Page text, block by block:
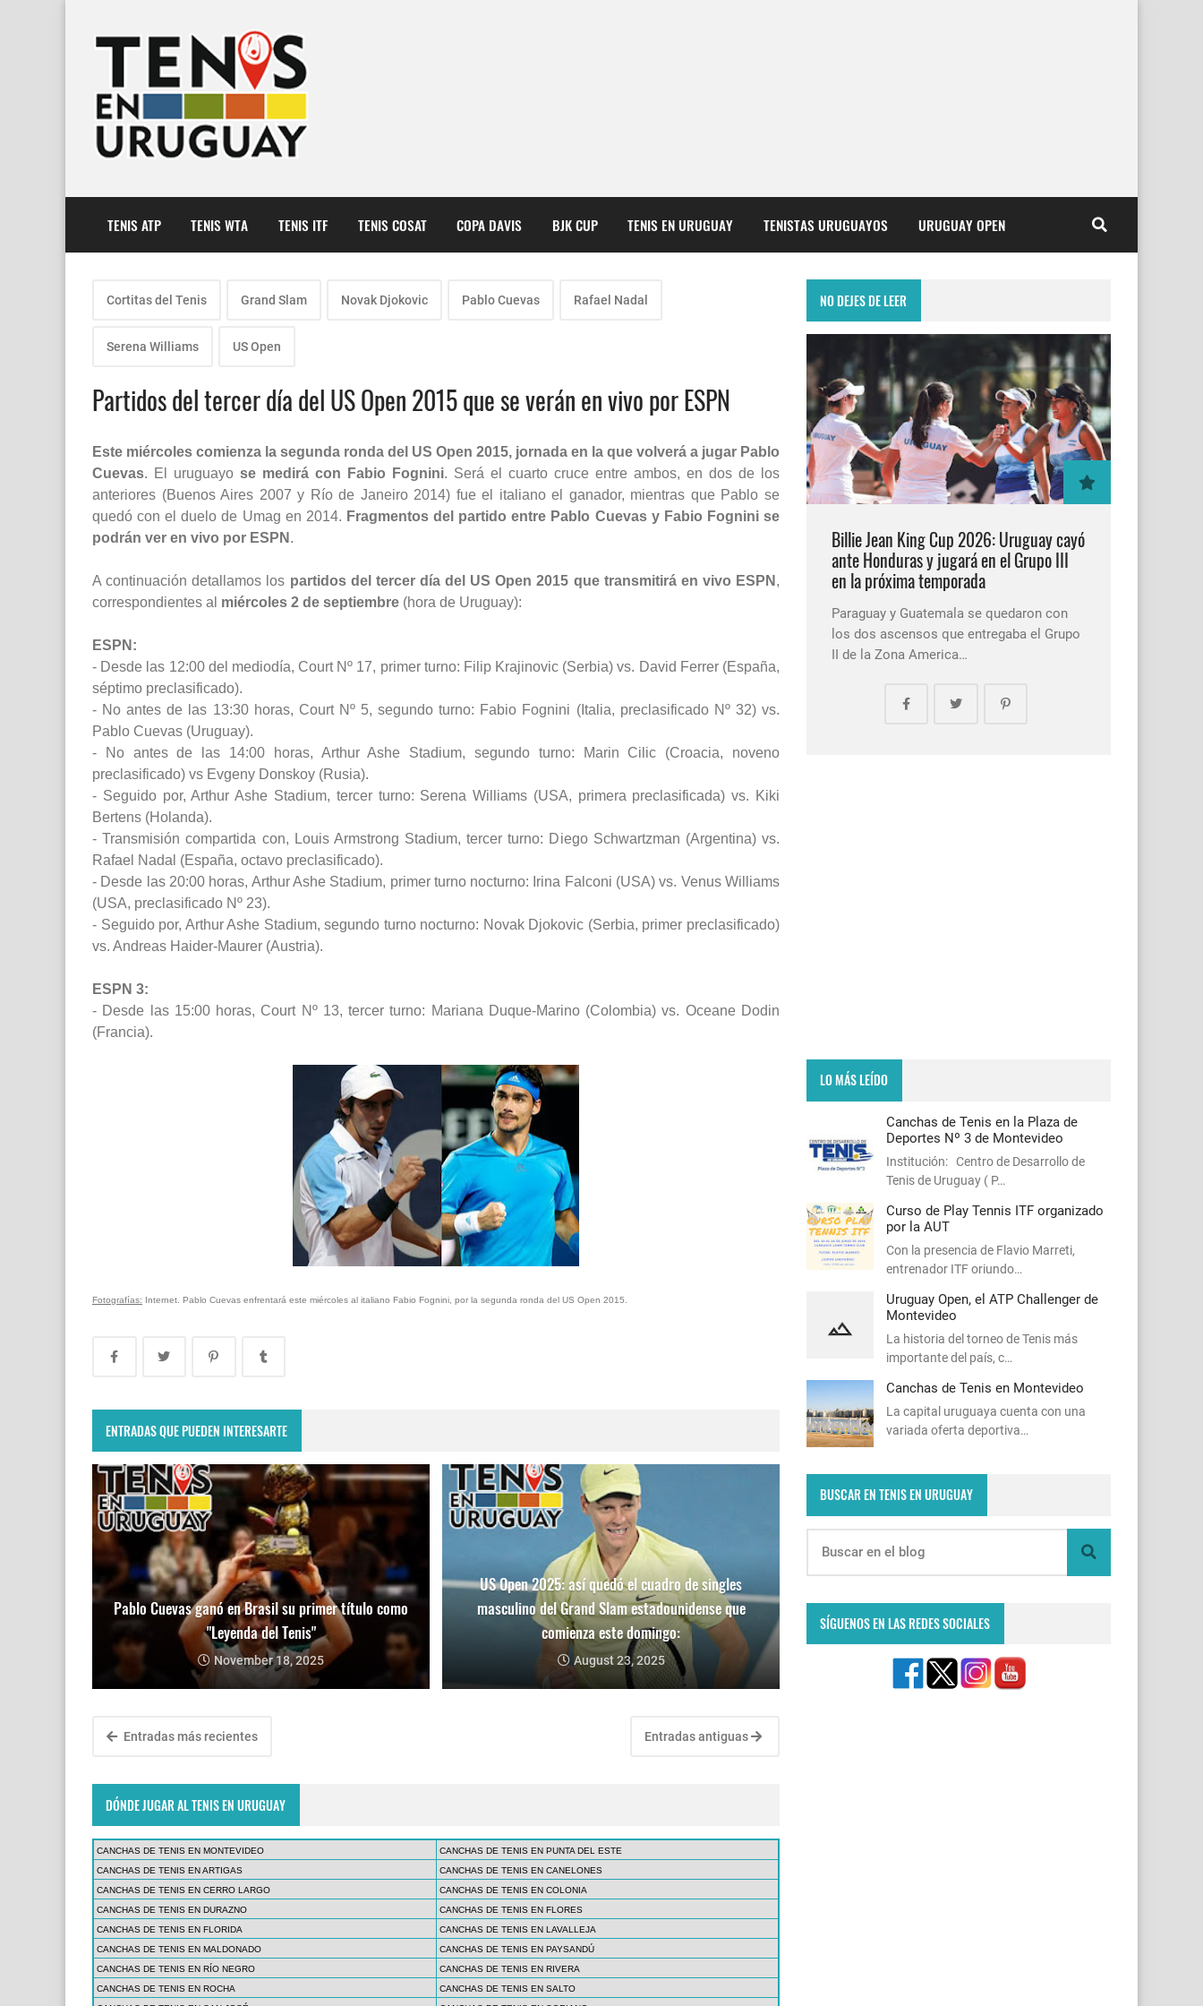
TENIS ATP TENIS WTA TENIS ITF TENIS COSAT COPA DAVIS BJK CUP TENIS EN URUGUAY TENISTAS URUGUAYOS URUGUAY OPEN
Cortitas del Tenis Grand Slam Novak Djokovic Pablo Cuevas Rafael Nadal
Serena Williams US Open
Partidos del tercer día del US Open 2015 que se verán en vivo por ESPN
Este miércoles comienza la segunda ronda del US Open 2015, jornada en la que volverá a jugar Pablo
Cuevas. El uruguayo se medirá con Fabio Fognini. Será el cuarto cruce entre ambos, en dos de los
anteriores (Buenos Aires 2007 y Río de Janeiro 2014) fue el italiano el ganador, mientras que Pablo se
quedó con el duelo de Umag en 2014. Fragmentos del partido entre Pablo Cuevas y Fabio Fognini se
podrán ver en vivo por ESPN .
A continuación detallamos los partidos del tercer día del US Open 2015 que transmitirá en vivo ESPN ,
correspondientes al miércoles 2 de septiembre (hora de Uruguay):
ESPN:
- Desde las 12:00 del mediodía, Court Nº 17, primer turno: Filip Krajinovic (Serbia) vs. David Ferrer (España,
séptimo preclasificado).
- No antes de las 13:30 horas, Court Nº 5, segundo turno: Fabio Fognini (Italia, preclasificado Nº 32) vs.
Pablo Cuevas (Uruguay).
- No antes de las 14:00 horas, Arthur Ashe Stadium, segundo turno: Marin Cilic (Croacia, noveno
preclasificado) vs Evgeny Donskoy (Rusia).
- Seguido por, Arthur Ashe Stadium, tercer turno: Serena Williams (USA, primera preclasificada) vs. Kiki
Bertens (Holanda).
- Transmisión compartida con, Louis Armstrong Stadium, tercer turno: Diego Schwartzman (Argentina) vs.
Rafael Nadal (España, octavo preclasificado).
- Desde las 20:00 horas, Arthur Ashe Stadium, primer turno nocturno: Irina Falconi (USA) vs. Venus Williams
(USA, preclasificado Nº 23).
- Seguido por, Arthur Ashe Stadium, segundo turno nocturno: Novak Djokovic (Serbia, primer preclasificado)
vs. Andreas Haider-Maurer (Austria).
ESPN 3:
- Desde las 15:00 horas, Court Nº 13, tercer turno: Mariana Duque-Marino (Colombia) vs. Oceane Dodin
(Francia).
Fotografías: Internet. Pablo Cuevas enfrentará este miércoles al italiano Fabio Fognini, por la segunda ronda del US Open 2015.
ENTRADAS QUE PUEDEN INTERESARTE
Pablo Cuevas ganó en Brasil su primer título como
"Leyenda del Tenis"
November 18, 2025
US Open 2025: así quedó el cuadro de singles
masculino del Grand Slam estadounidense que
comienza este domingo:
August 23, 2025
Entradas más recientes Entradas antiguas
DÓNDE JUGAR AL TENIS EN URUGUAY
CANCHAS DE TENIS EN MONTEVIDEO
CANCHAS DE TENIS EN PUNTA DEL ESTE
CANCHAS DE TENIS EN ARTIGAS
CANCHAS DE TENIS EN CANELONES
CANCHAS DE TENIS EN CERRO LARGO
CANCHAS DE TENIS EN COLONIA
CANCHAS DE TENIS EN DURAZNO
CANCHAS DE TENIS EN FLORES
CANCHAS DE TENIS EN FLORIDA
CANCHAS DE TENIS EN LAVALLEJA
CANCHAS DE TENIS EN MALDONADO
CANCHAS DE TENIS EN PAYSANDÚ
CANCHAS DE TENIS EN RÍO NEGRO
CANCHAS DE TENIS EN RIVERA
CANCHAS DE TENIS EN ROCHA
CANCHAS DE TENIS EN SALTO
NO DEJES DE LEER
Billie Jean King Cup 2026: Uruguay cayó
ante Honduras y jugará en el Grupo III
en la próxima temporada
Paraguay y Guatemala se quedaron con
los dos ascensos que entregaba el Grupo
II de la Zona America…
LO MÁS LEÍDO
Canchas de Tenis en la Plaza de
Deportes Nº 3 de Montevideo
Institución: Centro de Desarrollo de
Tenis de Uruguay ( P…
Curso de Play Tennis ITF organizado
por la AUT
Con la presencia de Flavio Marreti,
entrenador ITF oriundo…
Uruguay Open, el ATP Challenger de
Montevideo
La historia del torneo de Tenis más
importante del país, c…
Canchas de Tenis en Montevideo
La capital uruguaya cuenta con una
variada oferta deportiva…
BUSCAR EN TENIS EN URUGUAY
SÍGUENOS EN LAS REDES SOCIALES